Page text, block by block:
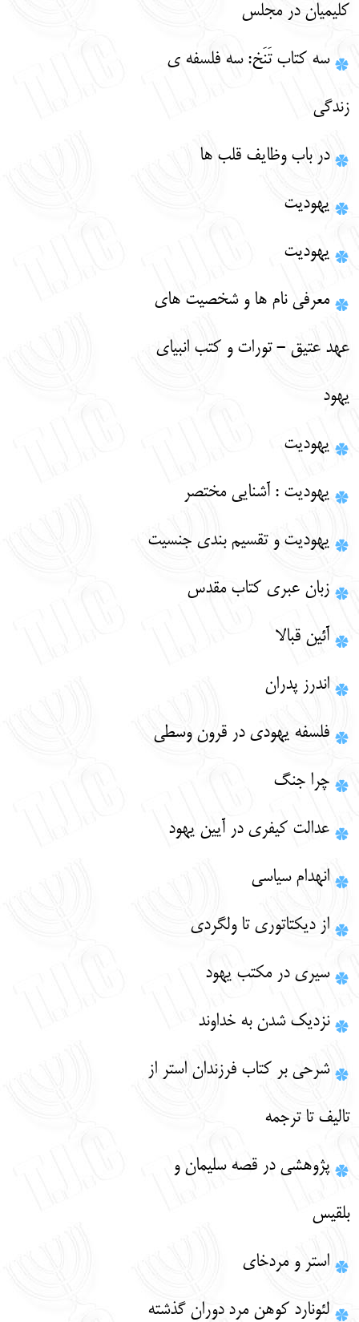
لئونارد كوهن مرد دوران گذشته
استر و مردخاي
پژوهشي در قصه سليمان و
بلقيس
شرحي بر كتاب فرزندان استر از
تاليف تا ترجمه
نزديك شدن به خداوند
سيري در مكتب يهود
از ديكتاتوري تا ولگردي
انهدام سياسي
عدالت كيفري در آيين يهود
چرا جنگ
فلسفه يهودي در قرون وسطي
اندرز پدران
آئين قبالا
زبان عبري كتاب مقدس
يهوديت و تقسيم ‏بندي جنسيت
يهوديت : آشنايي مختصر
يهوديت
معرفي نام ‏ها و شخصيت‏ هاي
عهد عتيق - تورات و كتب انبياي
يهود
يهوديت
يهوديت
در باب وظایف قلب ها
سه کتاب تَنَخ: سه فلسفه ی
زندگی
کلیمیان در مجلس